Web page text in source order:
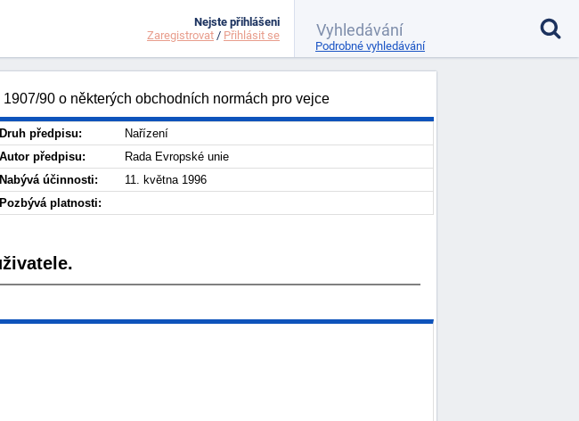
90 o některých obchodních normách pro vejce
Druh předpisu:
Nařízení
Autor předpisu:
Rada Evropské unie
Nabývá účinnosti:
11. května 1996
Pozbývá platnosti:
Nejste přihlášeni
Zaregistrovat / Přihlásit se
Podrobné vyhledávání